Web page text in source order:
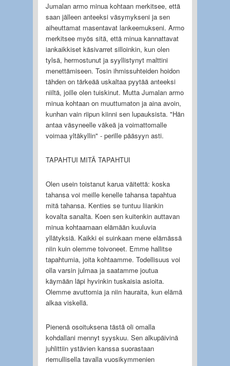
Jumalan armo minua kohtaan merkitsee, että
saan jälleen anteeksi väsymykseni ja sen
aiheuttamat masentavat lankeemukseni. Armo
merkitsee myös sitä, että minua kannattavat
iankaikkiset käsivarret silloinkin, kun olen
tylsä, hermostunut ja syyllistynyt malttini
menettämiseen. Tosin ihmissuhteiden hoidon
tähden on tärkeää uskaltaa pyytää anteeksi
niiltä, joille olen tuiskinut. Mutta Jumalan armo
minua kohtaan on muuttumaton ja aina avoin,
kunhan vain riipun kiinni sen lupauksista. "Hän
antaa väsyneelle väkeä ja voimattomalle
voimaa yltäkyllin" - perille pääsyyn asti.
TAPAHTUI MITÄ TAPAHTUI
Olen usein toistanut karua väitettä: koska
tahansa voi meille kenelle tahansa tapahtua
mitä tahansa. Kenties se tuntuu liiankin
kovalta sanalta. Koen sen kuitenkin auttavan
minua kohtaamaan elämään kuuluvia
yllätyksiä. Kaikki ei suinkaan mene elämässä
niin kuin olemme toivoneet. Emme hallitse
tapahtumia, joita kohtaamme. Todellisuus voi
olla varsin julmaa ja saatamme joutua
käymään läpi hyvinkin tuskaisia asioita.
Olemme avuttomia ja niin hauraita, kun elämä
alkaa viskellä.
Pienenä osoituksena tästä oli omalla
kohdallani mennyt syyskuu. Sen alkupäivinä
juhlittiin ystävien kanssa suorastaan
riemullisella tavalla vuosikymmenien